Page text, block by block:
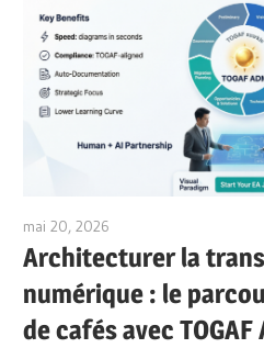
More
mai 20, 2026
Architecturer la
numérique : le
de cafés avec